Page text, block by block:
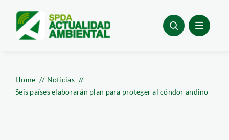
content
Home
Noticias
Seis países elaborarán plan para proteger al cóndor andino